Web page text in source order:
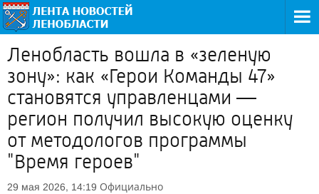
Ленобласть вошла в «зеленую
зону»: как «Герои Команды 47»
становятся управленцами —
регион получил высокую оценку
от методологов программы
"Время героев"
29 мая 2026, 14:19 Официально